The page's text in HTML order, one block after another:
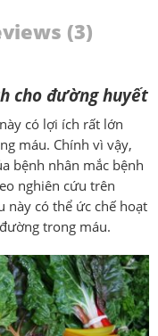
(3)
cho đường huyết
có lợi ích rất lớn
máu. Chính vì vậy,
bệnh nhân mắc bệnh
nghiên cứu trên
này có thể ức chế hoạt
trong máu.